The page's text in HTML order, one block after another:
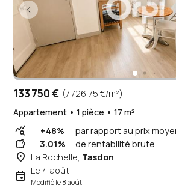
133 750 € (7 726,75 €/m²)
Appartement • 1 pièce • 17 m²
query_stats +48% par rapport au prix
savings 3.01% de rentabilité brute
place La Rochelle, Tasdon
event Le 4 août
Modifié le 8 août